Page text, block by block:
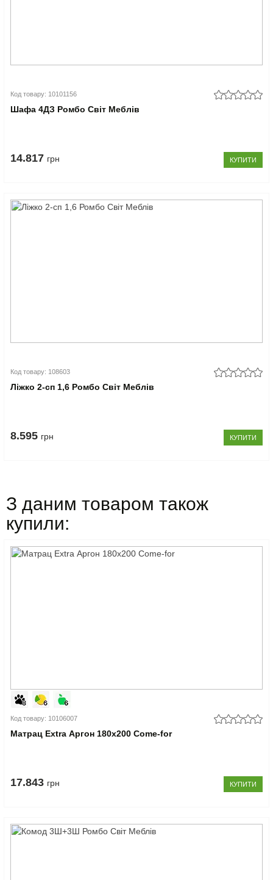
Код товару: 10101156
Шафа 4ДЗ Ромбо Світ Меблів
14.817 грн КУПИТИ
Код товару: 108603
Ліжко 2-сп 1,6 Ромбо Світ Меблів
8.595 грн КУПИТИ
З даним товаром також
купили:
Код товару: 10106007
Матрац Extra Аргон 180x200 Come-for
17.843 грн КУПИТИ